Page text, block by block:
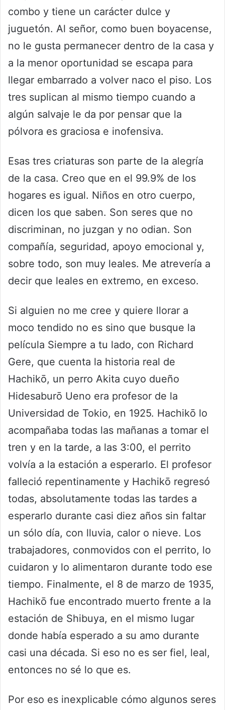
combo y tiene un carácter dulce y
juguetón. Al señor, como buen boyacense,
no le gusta permanecer dentro de la casa y
a la menor oportunidad se escapa para
llegar embarrado a volver naco el piso. Los
tres suplican al mismo tiempo cuando a
algún salvaje le da por pensar que la
pólvora es graciosa e inofensiva.
Esas tres criaturas son parte de la alegría
de la casa. Creo que en el 99.9% de los
hogares es igual. Niños en otro cuerpo,
dicen los que saben. Son seres que no
discriminan, no juzgan y no odian. Son
compañía, seguridad, apoyo emocional y,
sobre todo, son muy leales. Me atrevería a
decir que leales en extremo, en exceso.
Si alguien no me cree y quiere llorar a
moco tendido no es sino que busque la
película Siempre a tu lado, con Richard
Gere, que cuenta la historia real de
Hachikō, un perro Akita cuyo dueño
Hidesaburō Ueno era profesor de la
Universidad de Tokio, en 1925. Hachikō lo
acompañaba todas las mañanas a tomar el
tren y en la tarde, a las 3:00, el perrito
volvía a la estación a esperarlo. El profesor
falleció repentinamente y Hachikō regresó
todas, absolutamente todas las tardes a
esperarlo durante casi diez años sin faltar
un sólo día, con lluvia, calor o nieve. Los
trabajadores, conmovidos con el perrito, lo
cuidaron y lo alimentaron durante todo ese
tiempo. Finalmente, el 8 de marzo de 1935,
Hachikō fue encontrado muerto frente a la
estación de Shibuya, en el mismo lugar
donde había esperado a su amo durante
casi una década. Si eso no es ser fiel, leal,
entonces no sé lo que es.
Por eso es inexplicable cómo algunos seres